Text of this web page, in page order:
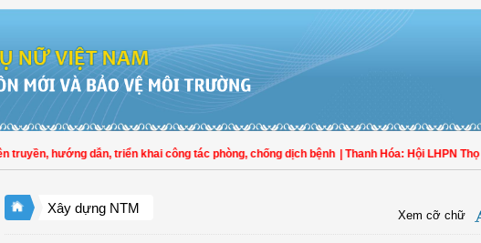
hướng dẫn, triển khai công tác phòng, chống dịch bệnh | Thanh Hóa: Hội LHPN Thọ
Xây dựng NTM Xem cỡ chữ